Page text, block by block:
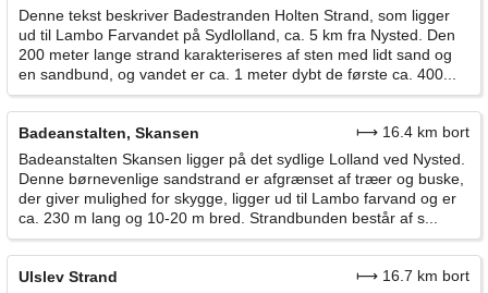
Denne tekst beskriver Badestranden Holten Strand, som ligger
ud til Lambo Farvandet på Sydlolland, ca. 5 km fra Nysted. Den
200 meter lange strand karakteriseres af sten med lidt sand og
en sandbund, og vandet er ca. 1 meter dybt de første ca. 400...
Badeanstalten, Skansen
⟼ 16.4 km bort
Badeanstalten Skansen ligger på det sydlige Lolland ved Nysted.
Denne børnevenlige sandstrand er afgrænset af træer og buske,
der giver mulighed for skygge, ligger ud til Lambo farvand og er
ca. 230 m lang og 10-20 m bred. Strandbunden består af s...
Ulslev Strand
⟼ 16.7 km bort